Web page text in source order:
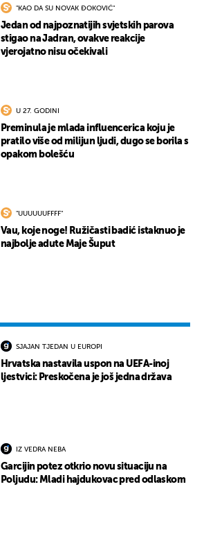
"KAO DA SU NOVAK ĐOKOVIĆ"
Jedan od najpoznatijih svjetskih parova
stigao na Jadran, ovakve reakcije
vjerojatno nisu očekivali
U 27. GODINI
Preminula je mlada influencerica koju je
pratilo više od milijun ljudi, dugo se borila s
opakom bolešću
"UUUUUUFFFF"
Vau, koje noge! Ružičasti badić istaknuo je
najbolje adute Maje Šuput
SJAJAN TJEDAN U EUROPI
Hrvatska nastavila uspon na UEFA-inoj
ljestvici: Preskočena je još jedna država
IZ VEDRA NEBA
Garcijin potez otkrio novu situaciju na
Poljudu: Mladi hajdukovac pred odlaskom